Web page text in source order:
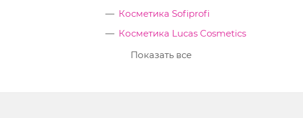
Косметика Sofiprofi
Косметика Lucas Cosmetics
Показать все